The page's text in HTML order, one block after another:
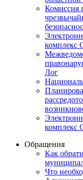
Комиссия
комплекс
Лог
комплекс
Обращения
Как
Что